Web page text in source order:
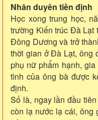
Nhân duyên tiền định
Học xong trung học,
trường Kiến trúc Đà Lạt
Đông Dương và trở
thời gian ở Đà Lạt, ông
phụ nữ phẩm hạnh,
tình của ông bà được
định.
Số là, ngay lần đầu
còn lạ nước lạ cái, ông